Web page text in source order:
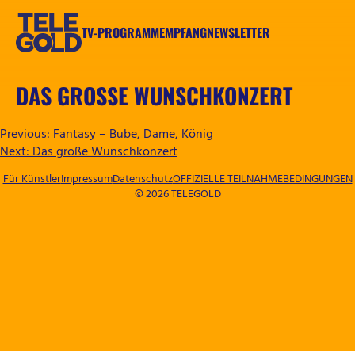
Zum
springen
TV-PROGRAMMEMPFANGNEWSLETTER
DAS GROSSE WUNSCHKONZERT
BEITRAGSNAVIGATION
Previous:Fantasy – Bube, Dame, König
Next:Das große Wunschkonzert
© 2026 TELEGOLD
Für KünstlerImpressumDatenschutzOFFIZIELLE TEILNAHMEBEDINGUNGEN